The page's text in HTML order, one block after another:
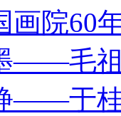
画院60
——毛
——于